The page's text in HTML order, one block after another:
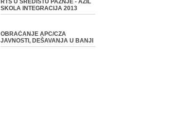
RTS U SREDISTU PAZNJE - AZIL
SKOLA INTEGRACIJA 2013
OBRAĆANJE APC/CZA
JAVNOSTI, DEŠAVANJA U BANJI